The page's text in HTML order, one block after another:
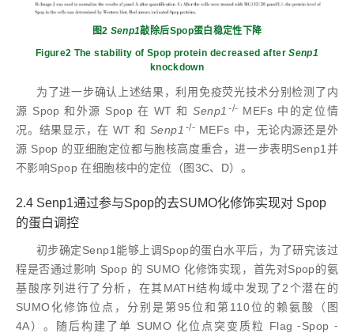
图2 Senp1敲除后Spop蛋白稳定性下降
Figure2 The stability of Spop protein decreased afterSenp1
knockdown
为了进一步确认上述结果，利用免疫荧光技术分别检测了内
源 Spop 和外源 Spop 在 WT 和Senp1 -/- MEFs 中的定位情
况。结果显示，在 WT 和 Senp1 -/- MEFs 中，无论内源还是外
源 Spop 的亚细胞定位都与胞核高度重合，进一步表明Senp1并
不影响Spop 在细胞核中的定位（图3C、D）。
2.4 Senp1通过参与Spop的去SUMO化修饰实现对 Spop
的蛋白调控
初步确定Senp1能够上调Spop的蛋白水平后，为了研究该过
程是否通过影响 Spop 的 SUMO 化修饰实现，首先对Spop的氨
基酸序列进行了分析，在其MATH结构域中发现了2个潜在的
SUMO化修饰位点，分别是第95位和第110位的赖氨酸（图
4A）。随后构建了单 SUMO 化位点突变质粒 Flag ⁃Spop ⁃